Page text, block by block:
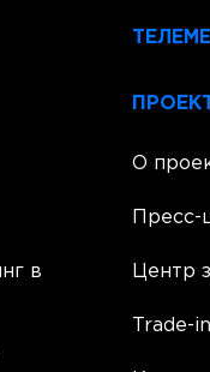
в
О
Пресс-
Центр
Trade-